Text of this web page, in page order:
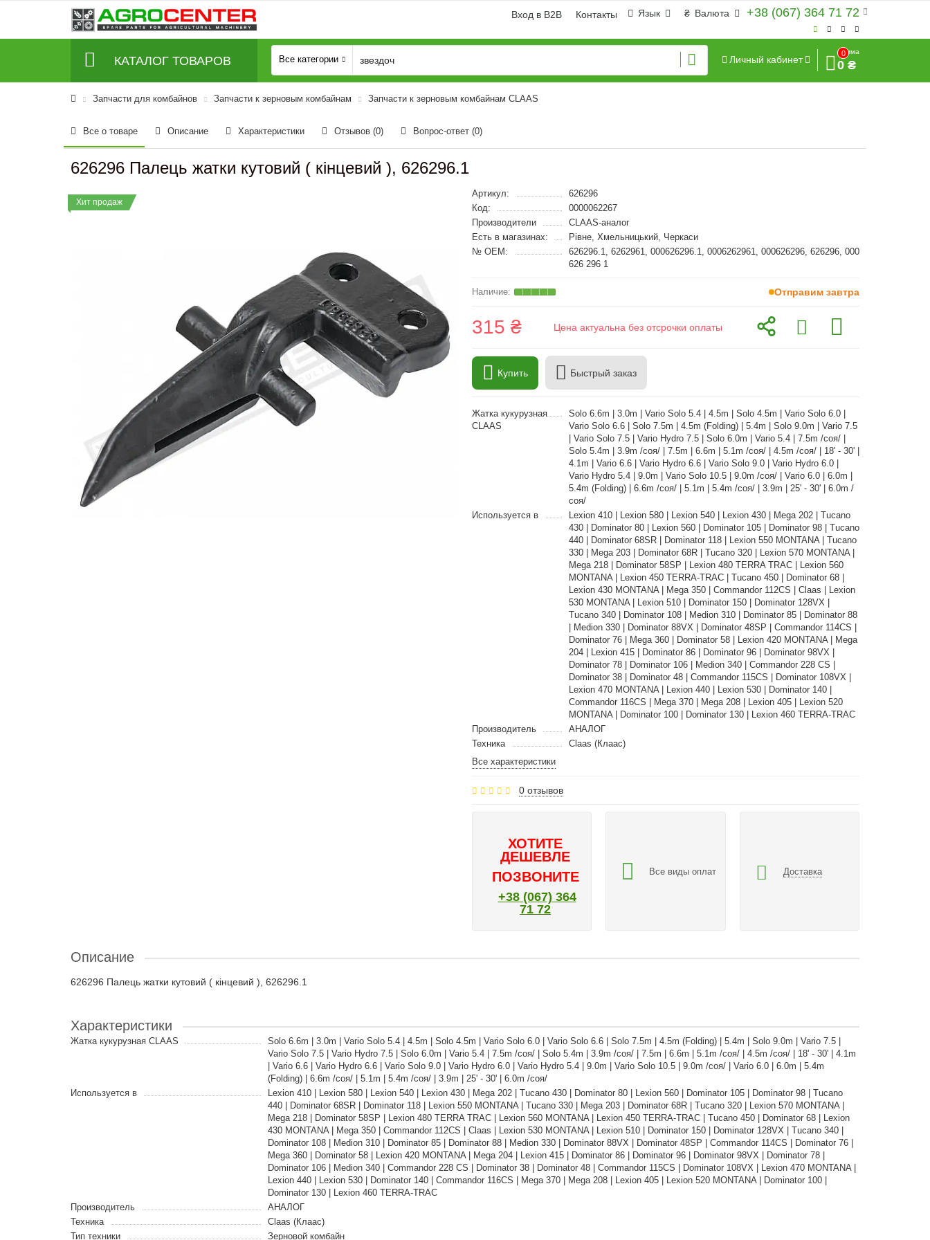
+38 (067) 364 71 72
₴ Валюта
Язык
Вход в B2B Контакты
КАТАЛОГ ТОВАРОВ Все категории Личный кабинет
0
Сумма
0 ₴
Запчасти для комбайнов Запчасти к зерновым комбайнам Запчасти к зерновым комбайнам CLAAS
Все о товаре Описание Характеристики Отзывов (0) Вопрос-ответ (0)
626296 Палець жатки кутовий ( кінцевий ), 626296.1
Хит продаж
Артикул:
626296
Код:
0000062267
Производители
CLAAS-аналог
Есть в магазинах:
Рівне, Хмельницький, Черкаси
№ OEM:
626296.1, 6262961, 000626296.1, 0006262961, 000626296, 626296, 000
626 296 1
Отправим завтра
315 ₴ Цена актуальна без отсрочки оплаты
Купить Быстрый заказ
Жатка кукурузная
CLAAS
Solo 6.6m | 3.0m | Vario Solo 5.4 | 4.5m | Solo 4.5m | Vario Solo 6.0 |
Vario Solo 6.6 | Solo 7.5m | 4.5m (Folding) | 5.4m | Solo 9.0m | Vario 7.5
| Vario Solo 7.5 | Vario Hydro 7.5 | Solo 6.0m | Vario 5.4 | 7.5m /соя/ |
Solo 5.4m | 3.9m /соя/ | 7.5m | 6.6m | 5.1m /соя/ | 4.5m /соя/ | 18' - 30' |
4.1m | Vario 6.6 | Vario Hydro 6.6 | Vario Solo 9.0 | Vario Hydro 6.0 |
Vario Hydro 5.4 | 9.0m | Vario Solo 10.5 | 9.0m /соя/ | Vario 6.0 | 6.0m |
5.4m (Folding) | 6.6m /соя/ | 5.1m | 5.4m /соя/ | 3.9m | 25' - 30' | 6.0m /
соя/
Используется в
Lexion 410 | Lexion 580 | Lexion 540 | Lexion 430 | Mega 202 | Tucano
430 | Dominator 80 | Lexion 560 | Dominator 105 | Dominator 98 | Tucano
440 | Dominator 68SR | Dominator 118 | Lexion 550 MONTANA | Tucano
330 | Mega 203 | Dominator 68R | Tucano 320 | Lexion 570 MONTANA |
Mega 218 | Dominator 58SP | Lexion 480 TERRA TRAC | Lexion 560
MONTANA | Lexion 450 TERRA-TRAC | Tucano 450 | Dominator 68 |
Lexion 430 MONTANA | Mega 350 | Commandor 112CS | Claas | Lexion
530 MONTANA | Lexion 510 | Dominator 150 | Dominator 128VX |
Tucano 340 | Dominator 108 | Medion 310 | Dominator 85 | Dominator 88
| Medion 330 | Dominator 88VX | Dominator 48SP | Commandor 114CS |
Dominator 76 | Mega 360 | Dominator 58 | Lexion 420 MONTANA | Mega
204 | Lexion 415 | Dominator 86 | Dominator 96 | Dominator 98VX |
Dominator 78 | Dominator 106 | Medion 340 | Commandor 228 CS |
Dominator 38 | Dominator 48 | Commandor 115CS | Dominator 108VX |
Lexion 470 MONTANA | Lexion 440 | Lexion 530 | Dominator 140 |
Commandor 116CS | Mega 370 | Mega 208 | Lexion 405 | Lexion 520
MONTANA | Dominator 100 | Dominator 130 | Lexion 460 TERRA-TRAC
Производитель
АНАЛОГ
Техника
Claas (Клаас)
Все характеристики
0 отзывов
ХОТИТЕ
ДЕШЕВЛЕ
ПОЗВОНИТЕ
+38 (067) 364
71 72
Все виды оплат Доставка
Описание
626296 Палець жатки кутовий ( кінцевий ), 626296.1
Характеристики
Жатка кукурузная CLAAS
Solo 6.6m | 3.0m | Vario Solo 5.4 | 4.5m | Solo 4.5m | Vario Solo 6.0 | Vario Solo 6.6 | Solo 7.5m | 4.5m (Folding) | 5.4m | Solo 9.0m | Vario 7.5 |
Vario Solo 7.5 | Vario Hydro 7.5 | Solo 6.0m | Vario 5.4 | 7.5m /соя/ | Solo 5.4m | 3.9m /соя/ | 7.5m | 6.6m | 5.1m /соя/ | 4.5m /соя/ | 18' - 30' | 4.1m
| Vario 6.6 | Vario Hydro 6.6 | Vario Solo 9.0 | Vario Hydro 6.0 | Vario Hydro 5.4 | 9.0m | Vario Solo 10.5 | 9.0m /соя/ | Vario 6.0 | 6.0m | 5.4m
(Folding) | 6.6m /соя/ | 5.1m | 5.4m /соя/ | 3.9m | 25' - 30' | 6.0m /соя/
Используется в
Lexion 410 | Lexion 580 | Lexion 540 | Lexion 430 | Mega 202 | Tucano 430 | Dominator 80 | Lexion 560 | Dominator 105 | Dominator 98 | Tucano
440 | Dominator 68SR | Dominator 118 | Lexion 550 MONTANA | Tucano 330 | Mega 203 | Dominator 68R | Tucano 320 | Lexion 570 MONTANA |
Mega 218 | Dominator 58SP | Lexion 480 TERRA TRAC | Lexion 560 MONTANA | Lexion 450 TERRA-TRAC | Tucano 450 | Dominator 68 | Lexion
430 MONTANA | Mega 350 | Commandor 112CS | Claas | Lexion 530 MONTANA | Lexion 510 | Dominator 150 | Dominator 128VX | Tucano 340 |
Dominator 108 | Medion 310 | Dominator 85 | Dominator 88 | Medion 330 | Dominator 88VX | Dominator 48SP | Commandor 114CS | Dominator 76 |
Mega 360 | Dominator 58 | Lexion 420 MONTANA | Mega 204 | Lexion 415 | Dominator 86 | Dominator 96 | Dominator 98VX | Dominator 78 |
Dominator 106 | Medion 340 | Commandor 228 CS | Dominator 38 | Dominator 48 | Commandor 115CS | Dominator 108VX | Lexion 470 MONTANA |
Lexion 440 | Lexion 530 | Dominator 140 | Commandor 116CS | Mega 370 | Mega 208 | Lexion 405 | Lexion 520 MONTANA | Dominator 100 |
Dominator 130 | Lexion 460 TERRA-TRAC
Производитель
АНАЛОГ
Техника
Claas (Клаас)
Тип техники
Зерновой комбайн